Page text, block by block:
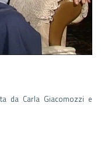
da Carla Giacomozzi e